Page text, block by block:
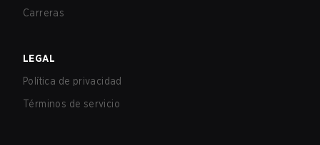
Carreras
LEGAL
Política de privacidad
Términos de servicio